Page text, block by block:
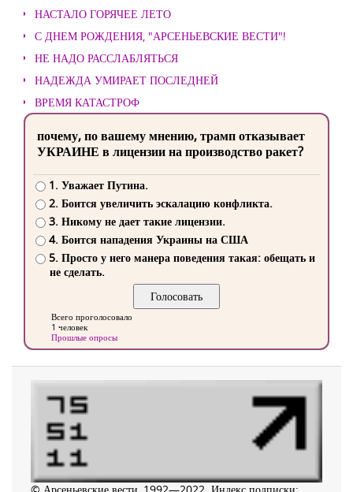
НАСТАЛО ГОРЯЧЕЕ ЛЕТО
С ДНЕМ РОЖДЕНИЯ, "АРСЕНЬЕВСКИЕ ВЕСТИ"!
НЕ НАДО РАССЛАБЛЯТЬСЯ
НАДЕЖДА УМИРАЕТ ПОСЛЕДНЕЙ
ВРЕМЯ КАТАСТРОФ
почему, по вашему мнению, трамп отказывает
УКРАИНЕ в лицензии на производство ракет?
1. Уважает Путина.
2. Боится увеличить эскалацию конфликта.
3. Никому не дает такие лицензии.
4. Боится нападения Украины на США
5. Просто у него манера поведения такая: обещать и
не сделать.
Всего проголосовало
1 человек
Прошлые опросы